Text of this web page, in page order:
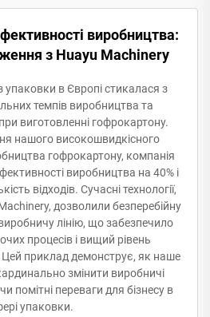
виробництва:
з Huayu Machinery
упаковки в Європі стикалася з
темпів виробництва та
виготовленні гофрокартону.
нашого високошвидкісного
гофрокартону, компанія
виробництва на 40% і
відходів. Сучасні технології,
дозволили безперебійну
лінію, що забезпечило
процесів і вищий рівень
Цей приклад демонструє, як наше
змінити виробничі
помітні переваги для бізнесу в
упаковки.